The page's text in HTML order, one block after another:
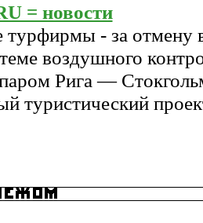
= новости
турфирмы - за отмену
воздушного
Рига —
туристический